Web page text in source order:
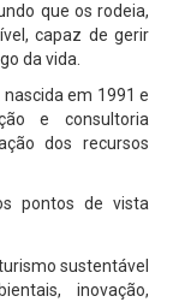
que os rodeia,
capaz de gerir
da vida.
em 1991 e
e consultoria
dos recursos
pontos de vista
sustentável
inovação,